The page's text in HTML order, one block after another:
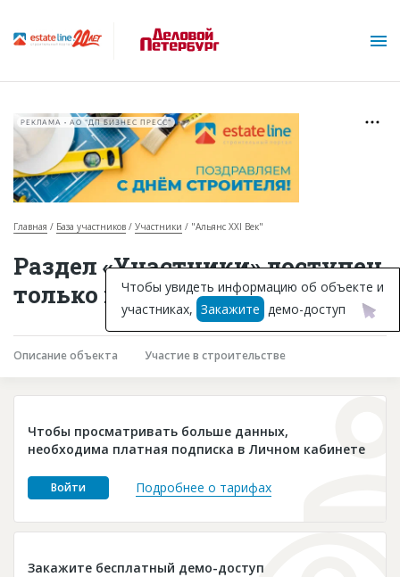
Горячие объекты
База строящихся объектов
Инвестпроекты
Глоссарий
Платные услуги
Пресс-релизы
РЕКЛАМА • АО "ДП БИЗНЕС ПРЕСС"
Главная База участников Участники "Альянс XXI Век"
Раздел «Участники» доступен
только подписчикам
Описание объекта Участие в строительстве
Чтобы просматривать больше данных,
необходима платная подписка в Личном кабинете
Войти Подробнее о тарифах
Закажите бесплатный демо-доступ
Чтобы увидеть информацию об объекте и
участниках, Закажите демо-доступ